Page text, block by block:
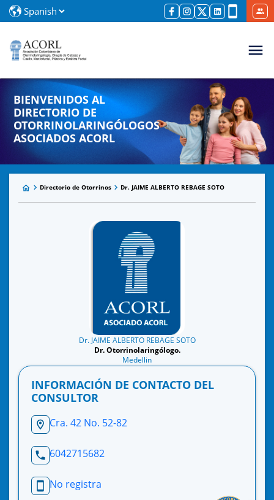
BIENVENIDOS AL
DIRECTORIO DE
OTORRINOLARINGÓLOGOS
ASOCIADOS ACORL
Directorio de Otorrinos Dr. JAIME ALBERTO REBAGE SOTO
Dr. JAIME ALBERTO REBAGE SOTO
Dr. Otorrinolaringólogo.
Medellin
INFORMACIÓN DE CONTACTO DEL
CONSULTOR
Cra. 42 No. 52-82
6042715682
No registra